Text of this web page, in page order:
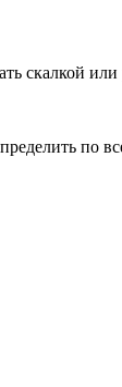
скалкой
по